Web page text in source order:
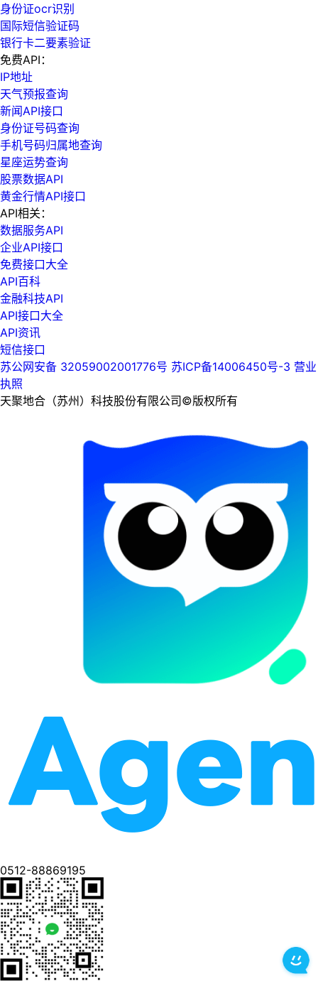
身份证ocr识别
国际短信验证码
银行卡二要素验证
免费API：
IP地址
天气预报查询
新闻API接口
身份证号码查询
手机号码归属地查询
星座运势查询
股票数据API
黄金行情API接口
API相关：
数据服务API
企业API接口
免费接口大全
API百科
金融科技API
API接口大全
API资讯
短信接口
苏公网安备 32059002001776号 苏ICP备14006450号-3 营业
执照
天聚地合（苏州）科技股份有限公司©版权所有
0512-88869195